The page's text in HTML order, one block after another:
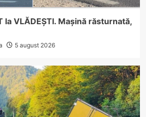
la VLĂDEȘTI. Mașină răsturnată,
5 august 2026